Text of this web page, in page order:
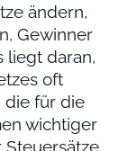
ändern,
Gewinner
liegt daran,
oft
die für die
wichtiger
Steuersätze